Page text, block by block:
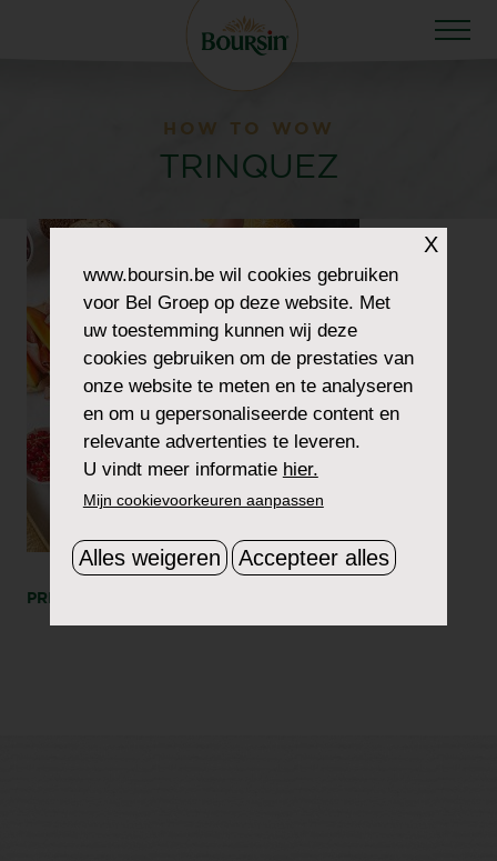
HOW TO WOW
TRINQUEZ
PRINT
X
www.boursin.bewil cookies gebruiken
voor Bel Groep op deze website. Met
uw toestemming kunnen wij deze
cookies gebruiken om de prestaties van
onze website te meten en te analyseren
en om u gepersonaliseerde content en
relevante advertenties te leveren.
U vindt meer informatie hier.
Mijn cookievoorkeuren aanpassen
Alles weigeren Accepteer alles